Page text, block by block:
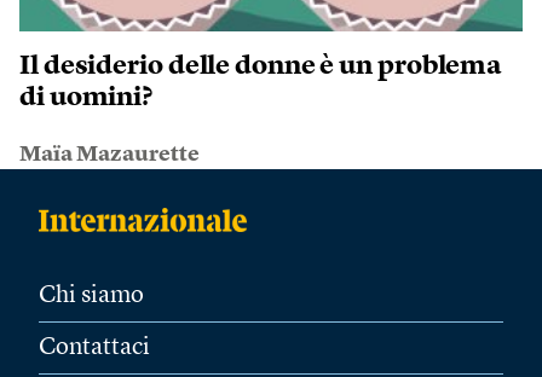
Il desiderio delle donne è un problema
di uomini?
Maïa Mazaurette
Chi siamo
Contattaci